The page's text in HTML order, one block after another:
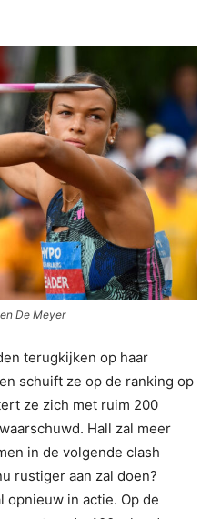
De Meyer
terugkijken op haar
schuift ze op de ranking op
ze zich met ruim 200
Hall zal meer
in de volgende clash
rustiger aan zal doen?
opnieuw in actie. Op de